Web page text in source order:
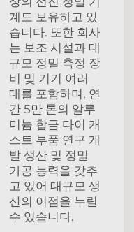
계도 보유하고 있
습니다. 또한 회사
는 보조 시설과 대
규모 정밀 측정 장
비 및 기기 여러
대를 포함하며, 연
간 5만 톤의 알루
미늄 합금 다이 캐
스트 부품 연구 개
발 생산 및 정밀
가공 능력을 갖추
고 있어 대규모 생
산의 이점을 누릴
수 있습니다.